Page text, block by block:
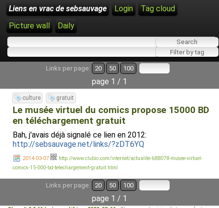
Liens en vrac de sebsauvage Login
Tag cloud
Picture wall
Daily
Links per page: 20 50 100
page 1 / 1
culture gratuit
Le musée virtuel du comics propose 15000 BD
en téléchargement gratuit
Bah, j'avais déjà signalé ce lien en 2012:
http://sebsauvage.net/links/?zDT6YQ
2014-03-07
http://www.clubic.com/internet/actualite-688078-musee-virtuel-
comics-15-000-bd-telechargement-gratuit.html
Links per page: 20 50 100
page 1 / 1